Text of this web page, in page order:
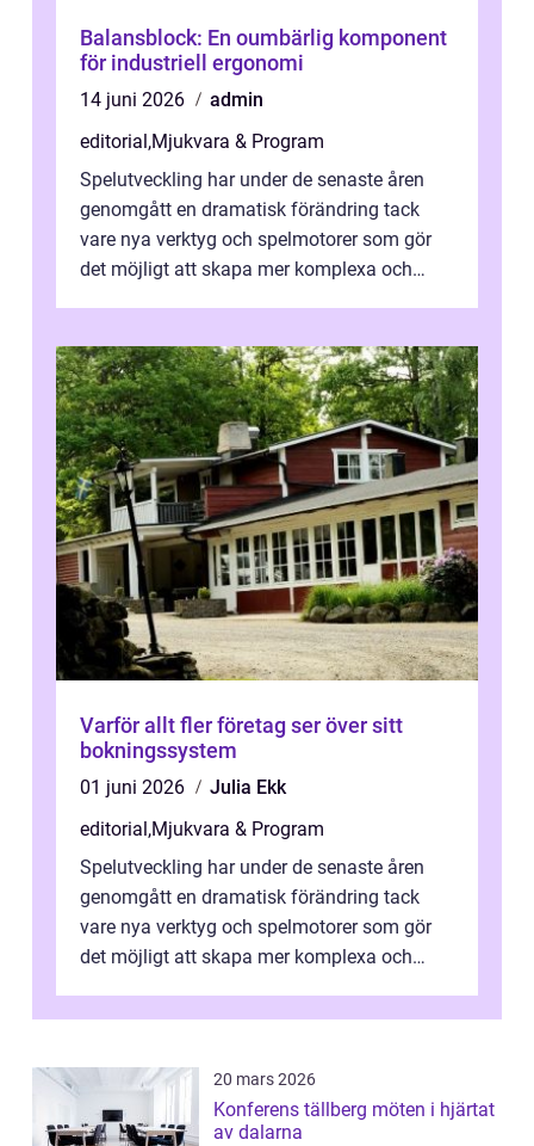
Balansblock: En oumbärlig komponent
för industriell ergonomi
14 juni 2026
admin
editorial,Mjukvara & Program
Spelutveckling har under de senaste åren
genomgått en dramatisk förändring tack
vare nya verktyg och spelmotorer som gör
det möjligt att skapa mer komplexa och
Varför allt fler företag ser över sitt
bokningssystem
01 juni 2026
Julia Ekk
editorial,Mjukvara & Program
Spelutveckling har under de senaste åren
genomgått en dramatisk förändring tack
vare nya verktyg och spelmotorer som gör
det möjligt att skapa mer komplexa och
20 mars 2026
Konferens tällberg möten i hjärtat
av dalarna